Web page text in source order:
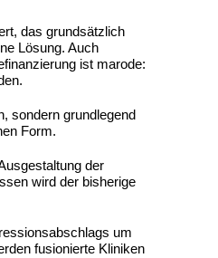
das grundsätzlich
Lösung. Auch
ist marode:
sondern grundlegend
Form.
der
wird der bisherige
um
fusionierte Kliniken